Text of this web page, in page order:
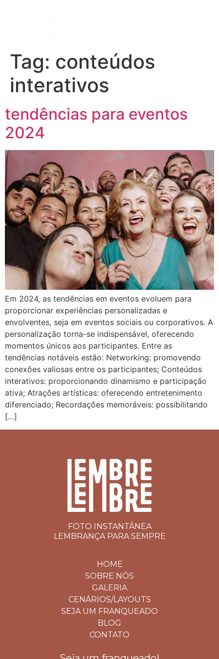
Tag: conteúdos
interativos
tendências para eventos
2024
Em 2024, as tendências em eventos evoluem para
proporcionar experiências personalizadas e
envolventes, seja em eventos sociais ou corporativos. A
personalização torna-se indispensável, oferecendo
momentos únicos aos participantes. Entre as
tendências notáveis estão: Networking: promovendo
conexões valiosas entre os participantes; Conteúdos
interativos: proporcionando dinamismo e participação
ativa; Atrações artísticas: oferecendo entretenimento
diferenciado; Recordações memoráveis: possibilitando
[…]
FOTO INSTANTÂNEA
LEMBRANÇA PARA SEMPRE
HOME
SOBRE NÓS
GALERIA
CENÁRIOS/LAYOUTS
SEJA UM FRANQUEADO
BLOG
CONTATO